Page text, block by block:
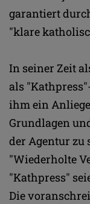
garantiert
"klare
In seiner Zeit
als
ihm ein
Grundlagen
der Agentur zu
"Wiederholte
"Kathpress"
Die